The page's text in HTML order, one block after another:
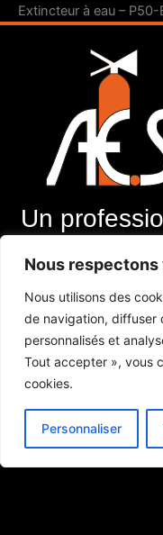
Nous
Nous utilisons des
de navigation, diffuser
personnalisés et
Tout accepter », vous
cookies.
Personnaliser
Extincteur à eau – P50-
Un
Extincteurs
Alarmes
Contact
E-mail :